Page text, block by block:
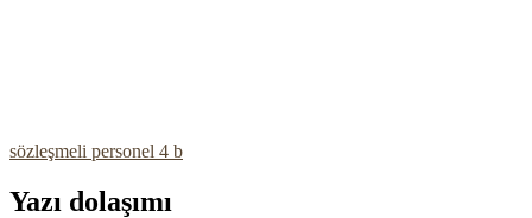
sözleşmeli personel 4 b
Yazı dolaşımı